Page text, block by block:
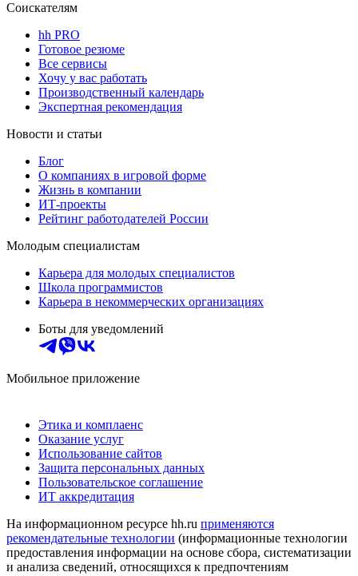
Соискателям
hh PRO
Готовое резюме
Все сервисы
Хочу у вас работать
Производственный календарь
Экспертная рекомендация
Новости и статьи
Блог
О компаниях в игровой форме
Жизнь в компании
ИТ-проекты
Рейтинг работодателей России
Молодым специалистам
Карьера для молодых специалистов
Школа программистов
Карьера в некоммерческих организациях
Боты для уведомлений
Мобильное приложение
Этика и комплаенс
Оказание услуг
Использование сайтов
Защита персональных данных
Пользовательское соглашение
ИТ аккредитация
На информационном ресурсе hh.ru применяются
рекомендательные технологии (информационные технологии
предоставления информации на основе сбора, систематизации
и анализа сведений, относящихся к предпочтениям